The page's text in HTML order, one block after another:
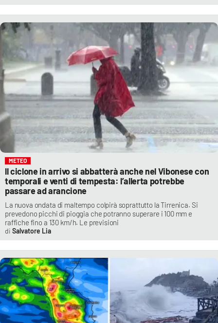
METEO
ll ciclone in arrivo si abbatterà anche nel Vibonese con
temporali e venti di tempesta: l’allerta potrebbe
passare ad arancione
La nuova ondata di maltempo colpirà soprattutto la Tirrenica. Si
prevedono picchi di pioggia che potranno superare i 100 mm e
raffiche fino a 130 km/h. Le previsioni
Salvatore Lia